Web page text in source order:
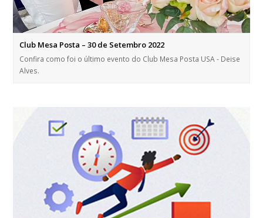
Club Mesa Posta – 30 de Setembro 2022
Confira como foi o último evento do Club Mesa Posta USA - Deise
Alves.